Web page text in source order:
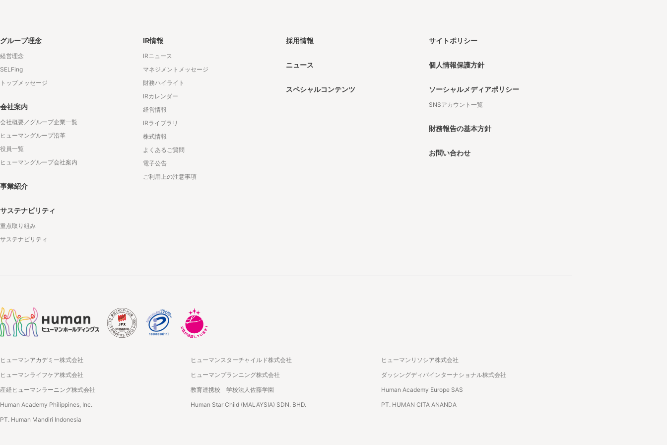
グループ理念
経営理念
SELFing
トップメッセージ
会社案内
会社概要／グループ企業一覧
ヒューマングループ沿革
役員一覧
ヒューマングループ会社案内
事業紹介
サステナビリティ
重点取り組み
サステナビリティ
IR情報
IRニュース
マネジメントメッセージ
財務ハイライト
IRカレンダー
経営情報
IRライブラリ
株式情報
よくあるご質問
電子公告
ご利用上の注意事項
採用情報
ニュース
スペシャルコンテンツ
サイトポリシー
個人情報保護方針
ソーシャルメディアポリシー
SNSアカウント一覧
財務報告の基本方針
お問い合わせ
ヒューマンアカデミー株式会社 ヒューマンスターチャイルド株式会社
ヒューマンリソシア株式会社
ヒューマンライフケア株式会社
ヒューマンプランニング株式会社
ダッシングディバインターナショナル株式会社
産経ヒューマンラーニング株式会社
教育連携校 学校法人佐藤学園
Human Academy Europe SAS
Human Academy Philippines, Inc.
Human Star Child (MALAYSIA) SDN. BHD.
PT. HUMAN CITA ANANDA
PT. Human Mandiri Indonesia